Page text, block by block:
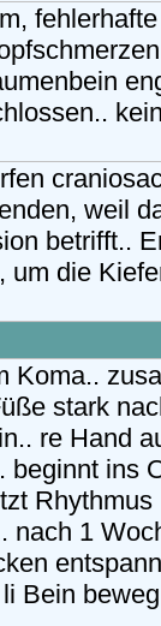
weil
betrifft..
um die
Koma..
stark
re Hand
beginnt ins
nach 1
Bein